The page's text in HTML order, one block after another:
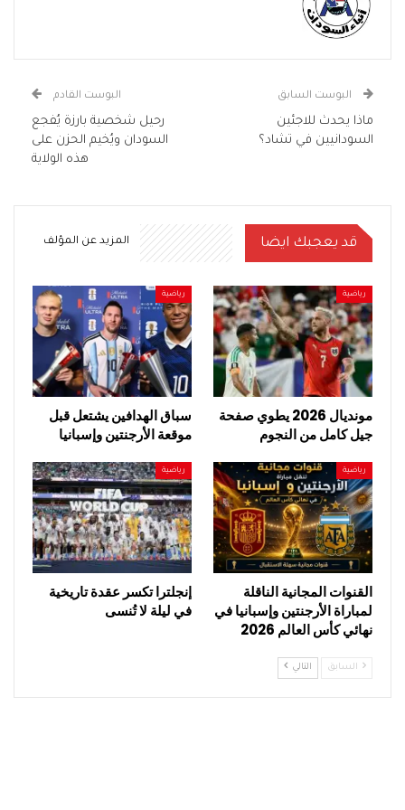
البوست السابق
ماذا يحدث للاجئين
السودانيين في تشاد؟
البوست القادم
رحيل شخصية بارزة يُفجع
السودان ويُخيم الحزن على
هذه الولاية
قد يعجبك ايضا المزيد عن المؤلف
رياضية
مونديال 2026 يطوي صفحة
جيل كامل من النجوم
رياضية
سباق الهدافين يشتعل قبل
موقعة الأرجنتين وإسبانيا
رياضية
القنوات المجانية الناقلة
لمباراة الأرجنتين وإسبانيا في
نهائي كأس العالم 2026
رياضية
إنجلترا تكسر عقدة تاريخية
في ليلة لا تُنسى
السابق التالي